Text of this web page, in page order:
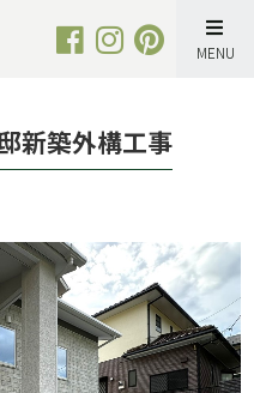
新築外構工事